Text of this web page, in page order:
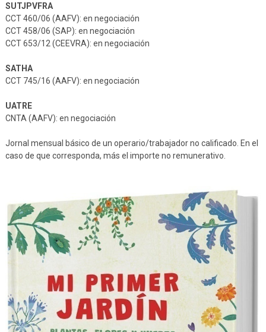
SUTJPVFRA
CCT 460/06 (AAFV): en negociación
CCT 458/06 (SAP): en negociación
CCT 653/12 (CEEVRA): en negociación
SATHA
CCT 745/16 (AAFV): en negociación
UATRE
CNTA (AAFV): en negociación
Jornal mensual básico de un operario/trabajador no calificado. En el
caso de que corresponda, más el importe no remunerativo.